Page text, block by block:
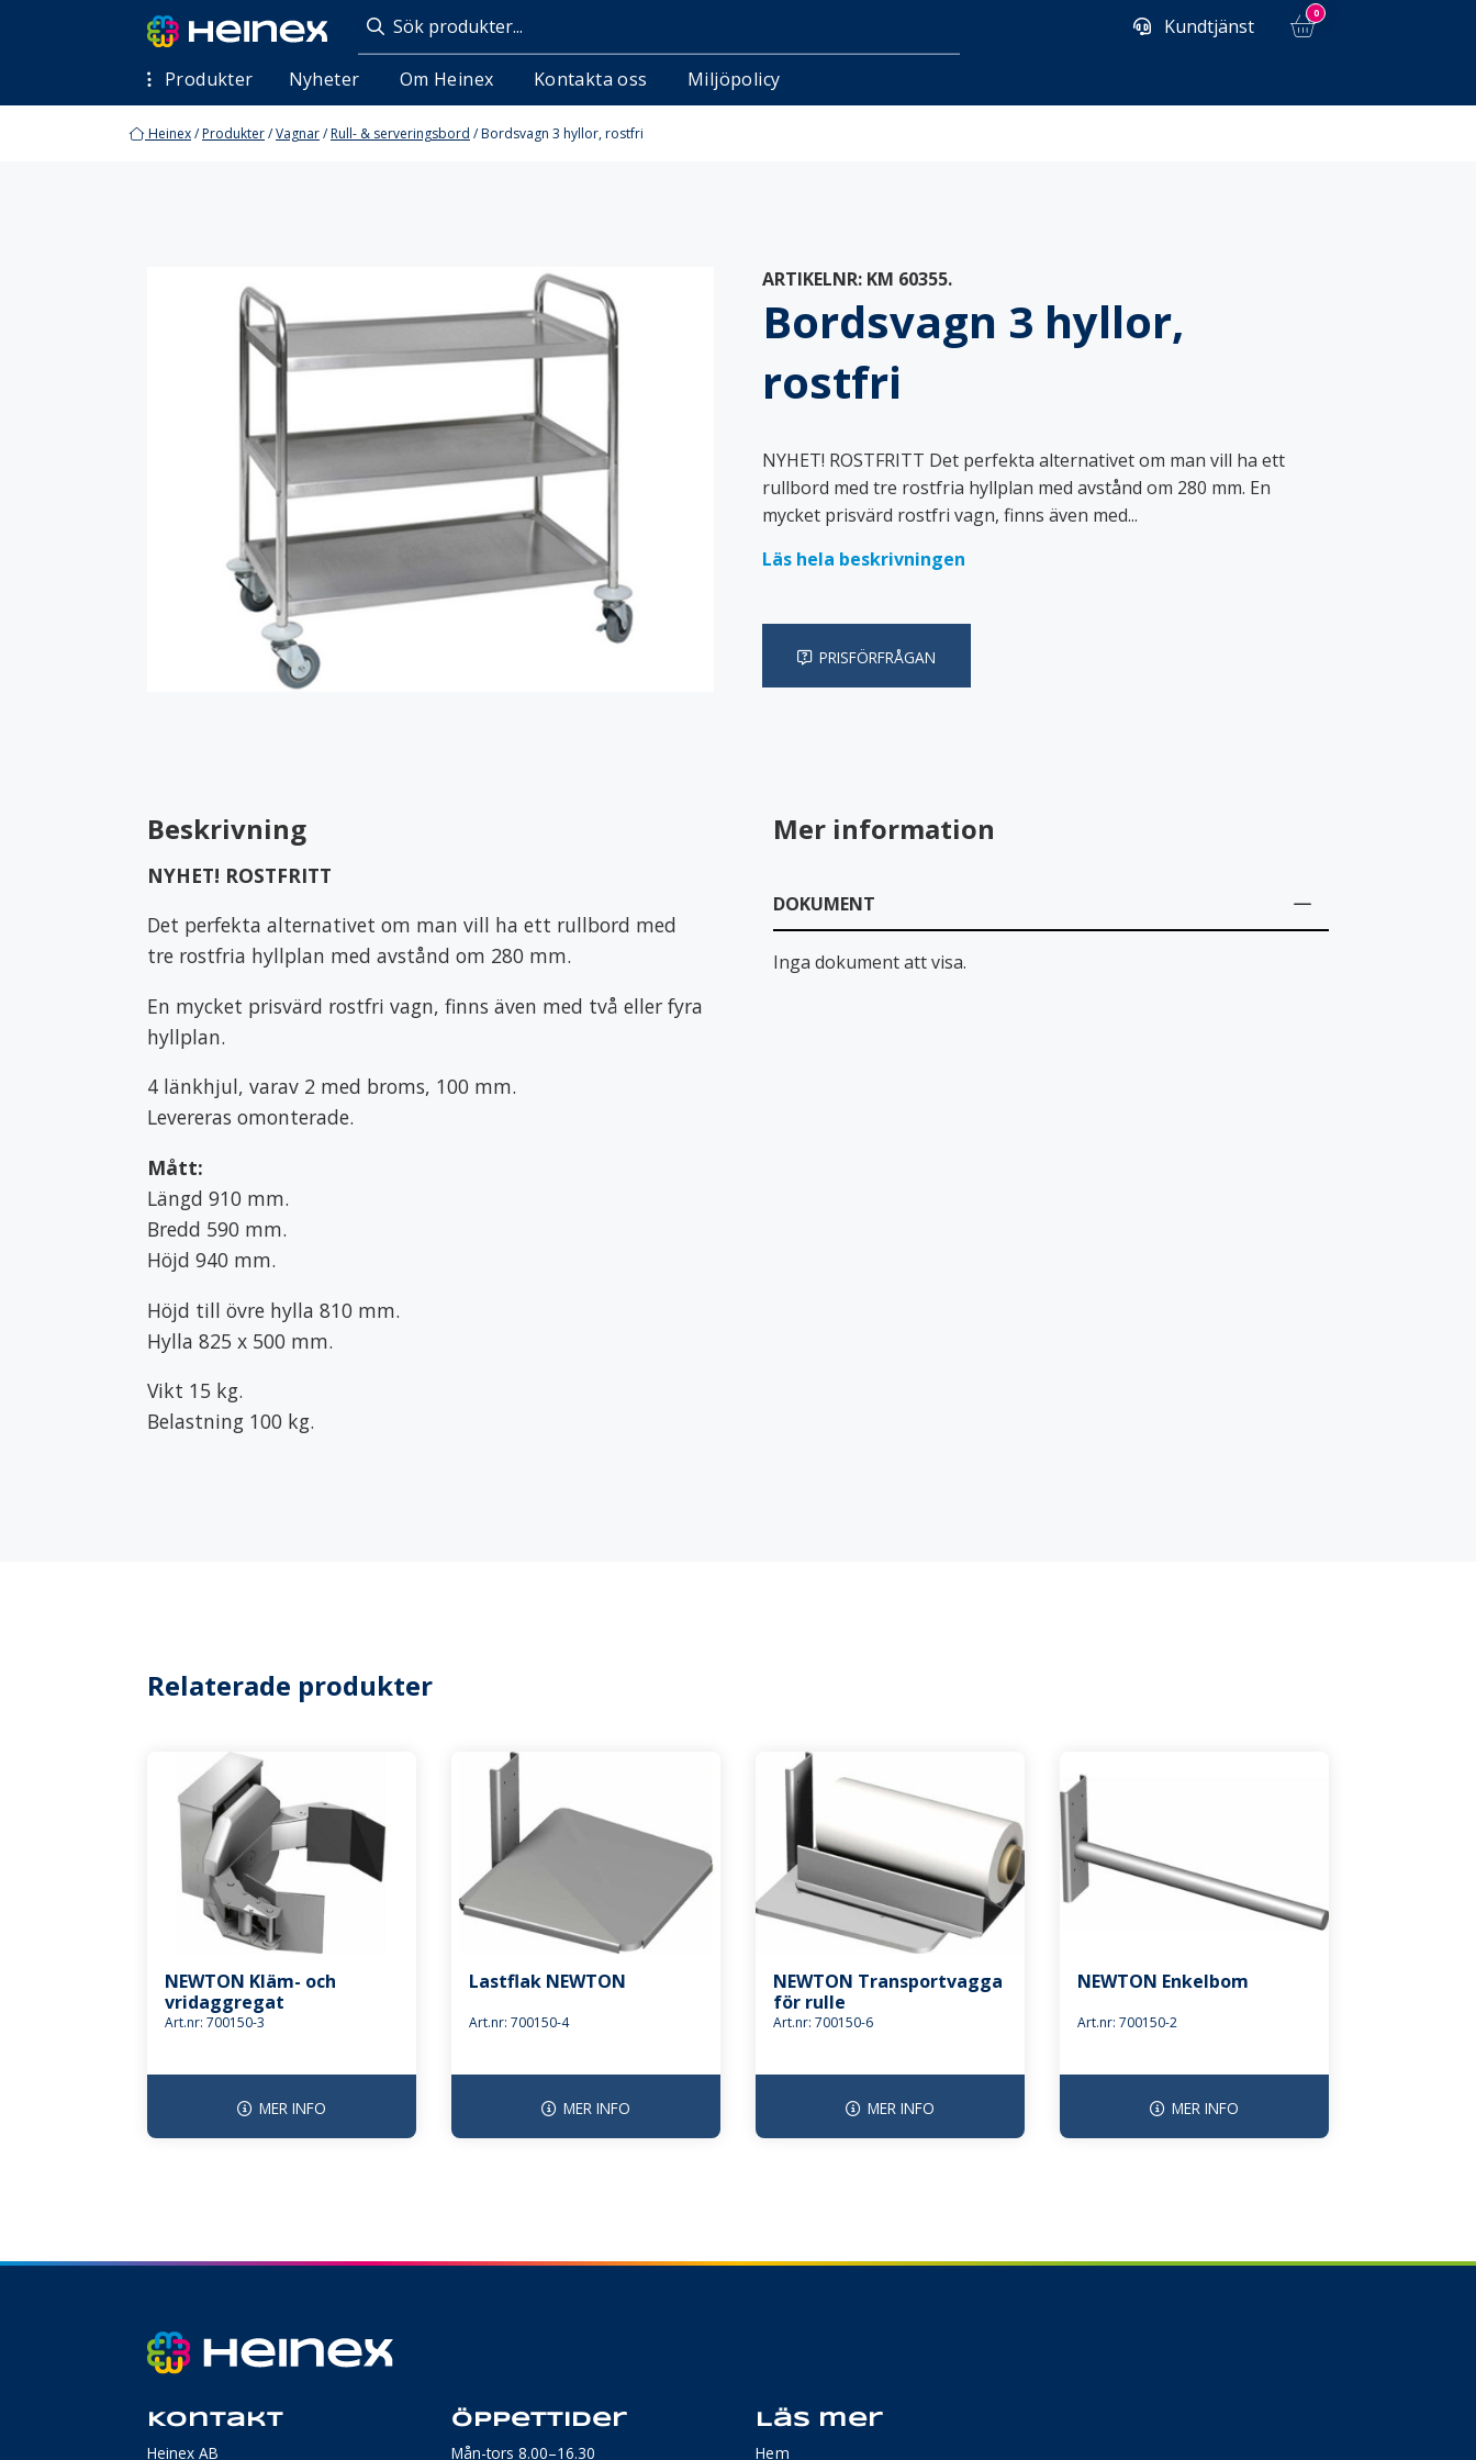
Kundtjänst
0
Produkter
Entrémattor
Konsumentprodukter
Maskiner Märkning & lagning
Tillbehör
Tvättnotor
Tvättsäckar
Vattenlösliga tvättsäckar & risktvättpåsar
Konfektionsställ Korgvagnar
Lyftvagnar & staplare
Rull- & serveringsbord
Rullcontainrar Specialvagnar
Säckställ
Vagnöverdrag
Vård & Omsorg
Bodystocking & pyjamas Fixeringsbyxor
Lakansskydd & draglakan
Nyheter Om Heinex Kontakta oss Miljöpolicy
Heinex/Produkter/Vagnar/Rull- & serveringsbord /Bordsvagn 3 hyllor, rostfri
ARTIKELNR: KM 60355.
Bordsvagn 3 hyllor,
rostfri
NYHET! ROSTFRITT Det perfekta alternativet om man vill ha ett
rullbord med tre rostfria hyllplan med avstånd om 280 mm. En
mycket prisvärd rostfri vagn, finns även med...
Läs hela beskrivningen
PRISFÖRFRÅGAN
Beskrivning
NYHET! ROSTFRITT
Det perfekta alternativet om man vill ha ett rullbord med
tre rostfria hyllplan med avstånd om 280 mm.
En mycket prisvärd rostfri vagn, finns även med två eller fyra
hyllplan.
4 länkhjul, varav 2 med broms, 100 mm.
Levereras omonterade.
Mått:
Längd 910 mm.
Bredd 590 mm.
Höjd 940 mm.
Höjd till övre hylla 810 mm.
Hylla 825 x 500 mm.
Vikt 15 kg.
Belastning 100 kg.
Mer information
DOKUMENT
Inga dokument att visa.
Relaterade produkter
NEWTON Kläm- och
vridaggregat
Art.nr: 700150-3
MER INFO
Lastflak NEWTON
Art.nr: 700150-4
MER INFO
NEWTON Transportvagga
för rulle
Art.nr: 700150-6
MER INFO
NEWTON Enkelbom
Art.nr: 700150-2
MER INFO
Kontakt
Heinex AB
Öppettider
Mån-tors 8.00–16.30
Läs mer
Hem